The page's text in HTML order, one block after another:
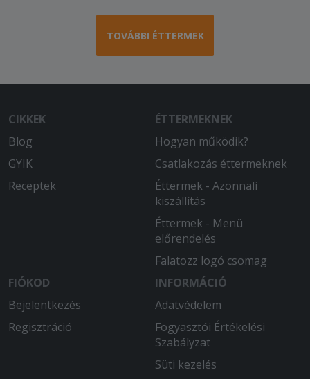
TOVÁBBI ÉTTERMEK
CIKKEK
Blog
GYIK
Receptek
ÉTTERMEKNEK
Hogyan működik?
Csatlakozás éttermeknek
Éttermek - Azonnali
kiszállítás
Éttermek - Menü
előrendelés
Falatozz logó csomag
FIÓKOD
Bejelentkezés
Regisztráció
INFORMÁCIÓ
Adatvédelem
Fogyasztói Értékelési
Szabályzat
Süti kezelés